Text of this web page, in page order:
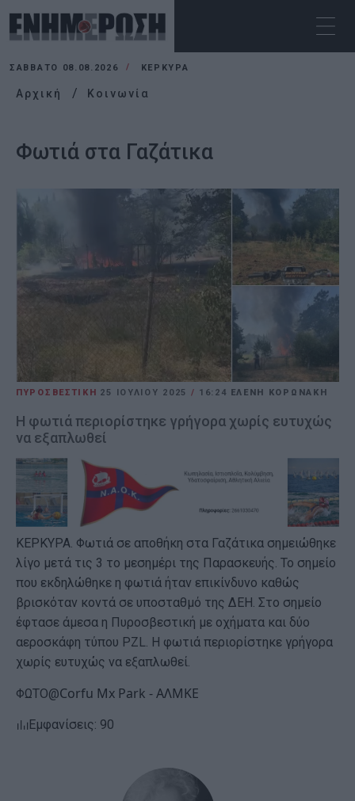
ΣΆΒΒΑΤΟ 08.08.2026 ΚΕΡΚΥΡΑ
Αρχική Κοινωνία
Φωτιά στα Γαζάτικα
ΠΥΡΟΣΒΕΣΤΙΚΗ 25 ΙΟΥΛΊΟΥ 2025 / 16:24 ΕΛΕΝΗ ΚΟΡΩΝΑΚΗ
Η φωτιά περιορίστηκε γρήγορα χωρίς ευτυχώς
να εξαπλωθεί
ΚΕΡΚΥΡΑ. Φωτιά σε αποθήκη στα Γαζάτικα σημειώθηκε
λίγο μετά τις 3 το μεσημέρι της Παρασκευής. Το σημείο
που εκδηλώθηκε η φωτιά ήταν επικίνδυνο καθώς
βρισκόταν κοντά σε υποσταθμό της ΔΕΗ. Στο σημείο
έφτασε άμεσα η Πυροσβεστική με οχήματα και δύο
αεροσκάφη τύπου PZL. Η φωτιά περιορίστηκε γρήγορα
χωρίς ευτυχώς να εξαπλωθεί.
ΦΩΤΟ@Corfu Mx Park - ΑΛΜΚΕ
Εμφανίσεις: 90